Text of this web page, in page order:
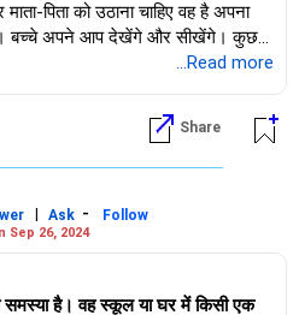
पिता को उठाना चाहिए वह है अपना
बच्चे अपने आप देखेंगे और सीखेंगे। कुछ
पिता के साथ कर सकते हैं:...Read more
Share
| Ask -
Follow
Sep 26, 2024
समस्या है। वह स्कूल या घर में किसी एक